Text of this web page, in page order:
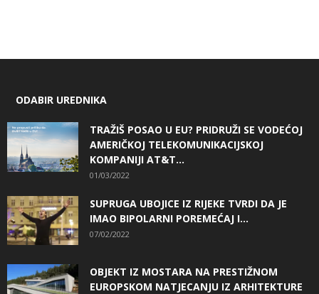
ODABIR UREDNIKA
TRAŽIŠ POSAO U EU? PRIDRUŽI SE VODEĆOJ
AMERIČKOJ TELEKOMUNIKACIJSKOJ
KOMPANIJI AT&T...
01/03/2022
SUPRUGA UBOJICE IZ RIJEKE TVRDI DA JE
IMAO BIPOLARNI POREMEĆAJ I...
07/02/2022
OBJEKT IZ MOSTARA NA PRESTIŽNOM
EUROPSKOM NATJECANJU IZ ARHITEKTURE